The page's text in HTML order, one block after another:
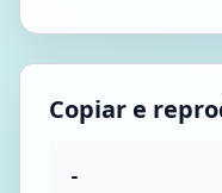
Copiar e
-